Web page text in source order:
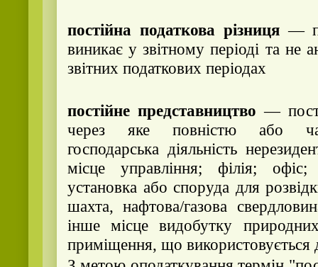
постійна податкова різниця—
виникає у звітному періоді та не
звітних податкових періодах
постійне представництво —
через яке повністю або
господарська діяльність
місце управління; філія;
установка або споруда для
шахта, нафтова/газова
інше місце видобутку
приміщення, що використовується